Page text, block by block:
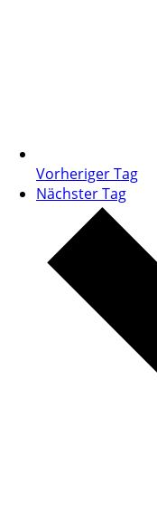
Vorheriger Tag
Nächster Tag